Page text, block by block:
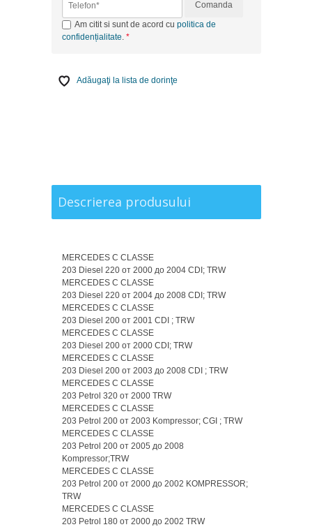
Comanda
Am citit si sunt de acord cu politica de
confidențialitate.
Adăugaţi la lista de dorinţe
Descrierea produsului
M ERCEDES C CLASSE
203 Diesel 220 от 2000 до 2004 CDI; TRW
MERCEDES C CLASSE
203 Diesel 220 от 2004 до 2008 CDI; TRW
MERCEDES C CLASSE
203 Diesel 200 от 2001 CDI ; TRW
MERCEDES C CLASSE
203 Diesel 200 от 2000 CDI; TRW
MERCEDES C CLASSE
203 Diesel 200 от 2003 до 2008 CDI ; TRW
MERCEDES C CLASSE
203 Petrol 320 от 2000 TRW
MERCEDES C CLASSE
203 Petrol 200 от 2003 Kompressor; CGI ; TRW
MERCEDES C CLASSE
203 Petrol 200 от 2005 до 2008
Kompressor;TRW
MERCEDES C CLASSE
203 Petrol 200 от 2000 до 2002 KOMPRESSOR;
TRW
MERCEDES C CLASSE
203 Petrol 180 от 2000 до 2002 TRW